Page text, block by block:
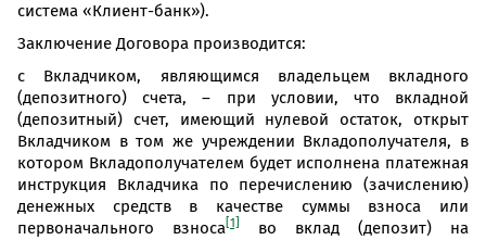
система «Клиент-банк»).
Заключение Договора производится:
с Вкладчиком, являющимся владельцем вкладного
(депозитного) счета, – при условии, что вкладной
(депозитный) счет, имеющий нулевой остаток, открыт
Вкладчиком в том же учреждении Вкладополучателя, в
котором Вкладополучателем будет исполнена платежная
инструкция Вкладчика по перечислению (зачислению)
денежных средств в качестве суммы взноса или
первоначального взноса [1]
во вклад (депозит) на